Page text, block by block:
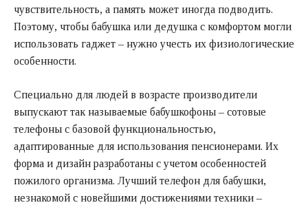
чувствительность, а память может иногда подводить.
Поэтому, чтобы бабушка или дедушка с комфортом могли
использовать гаджет – нужно учесть их физиологические
особенности.
Специально для людей в возрасте производители
выпускают так называемые бабушкофоны – сотовые
телефоны с базовой функциональностью,
адаптированные для использования пенсионерами. Их
форма и дизайн разработаны с учетом особенностей
пожилого организма. Лучший телефон для бабушки,
незнакомой с новейшими достижениями техники –